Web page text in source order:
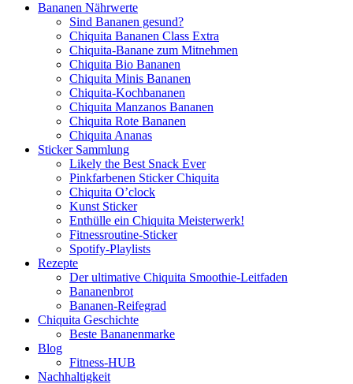
Bananen Nährwerte
Sind Bananen gesund?
Chiquita Bananen Class Extra
Chiquita-Banane zum Mitnehmen
Chiquita Bio Bananen
Chiquita Minis Bananen
Chiquita-Kochbananen
Chiquita Manzanos Bananen
Chiquita Rote Bananen
Chiquita Ananas
Sticker Sammlung
Likely the Best Snack Ever
Pinkfarbenen Sticker Chiquita
Chiquita O’clock
Kunst Sticker
Enthülle ein Chiquita Meisterwerk!
Fitnessroutine-Sticker
Spotify-Playlists
Rezepte
Der ultimative Chiquita Smoothie-Leitfaden
Bananenbrot
Bananen-Reifegrad
Chiquita Geschichte
Beste Bananenmarke
Blog
Fitness-HUB
Nachhaltigkeit